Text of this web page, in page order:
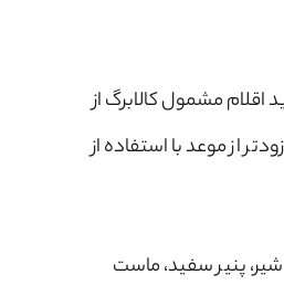
اقلام مشمول کالابرگ از
از موعد با استفاده از
شیر، پنیر سفید، ماست